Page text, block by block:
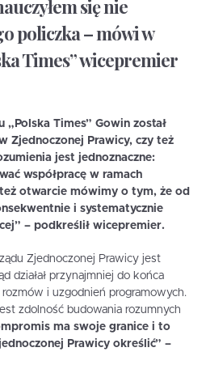
się nie
policzka – mówi w
Times” wicepremier
Times” Gowin został
Zjednoczonej Prawicy, czy też
jest jednoznaczne:
współpracę w ramach
otwarcie mówimy o tym, że od
i systematycznie
– podkreślił wicepremier.
Zjednoczonej Prawicy jest
działał przynajmniej do końca
rozmów i uzgodnień programowych.
zdolność budowania rozumnych
ma swoje granice i to
Prawicy określić” –